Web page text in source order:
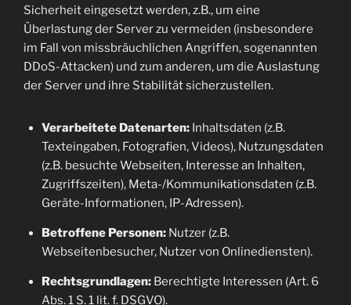
Sicherheit eingesetzt werden, z.B., um eine
Überlastung der Server zu vermeiden (insbesondere
im Fall von missbräuchlichen Angriffen, sogenannten
DDoS-Attacken) und zum anderen, um die Auslastung
der Server und ihre Stabilität sicherzustellen.
Verarbeitete Datenarten:Inhaltsdaten (z.B.
Texteingaben, Fotografien, Videos), Nutzungsdaten
(z.B. besuchte Webseiten, Interesse an Inhalten,
Zugriffszeiten), Meta-/Kommunikationsdaten (z.B.
Geräte-Informationen, IP-Adressen).
Betroffene Personen:Nutzer (z.B.
Webseitenbesucher, Nutzer von Onlinediensten).
Rechtsgrundlagen:Berechtigte Interessen (Art. 6
Abs. 1 S. 1 lit. f. DSGVO).